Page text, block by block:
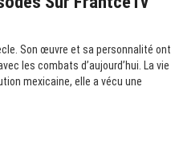
Son œuvre et sa personnalité ont
les combats d’aujourd’hui. La vie
mexicaine, elle a vécu une